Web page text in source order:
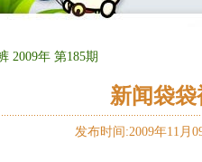
2009年 第185期
新闻袋袋
发布时间:2009年11月